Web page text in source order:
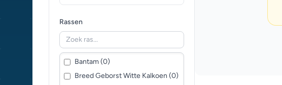
Rassen
Bantam (0)
Breed Geborst Witte Kalkoen (0)